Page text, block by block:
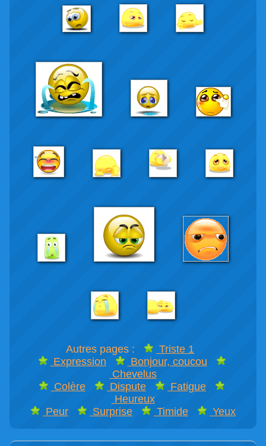
Autres pages :
Triste 1
Expression
Bonjour, coucou
Chevelus
Colère
Dispute
Fatigue
Heureux
Peur
Surprise Timide Yeux